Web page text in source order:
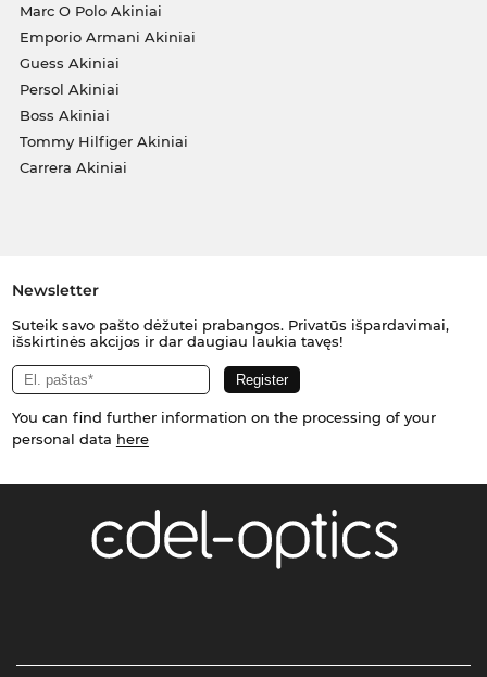
Marc O Polo Akiniai
Emporio Armani Akiniai
Guess Akiniai
Persol Akiniai
Boss Akiniai
Tommy Hilfiger Akiniai
Carrera Akiniai
Newsletter
Suteik savo pašto dėžutei prabangos. Privatūs išpardavimai,
išskirtinės akcijos ir dar daugiau laukia tavęs!
You can find further information on the processing of your
personal data here